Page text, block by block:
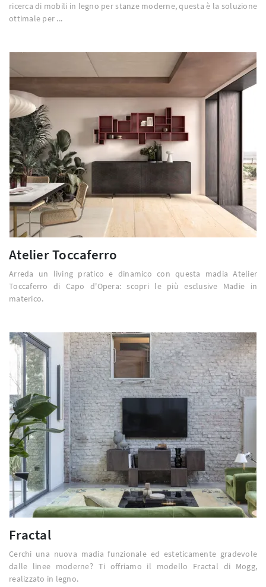
ricerca di mobili in legno per stanze moderne, questa è la soluzione
ottimale per ...
Atelier Toccaferro
Arreda un living pratico e dinamico con questa madia Atelier
Toccaferro di Capo d'Opera: scopri le più esclusive Madie in
materico.
Fractal
Cerchi una nuova madia funzionale ed esteticamente gradevole
dalle linee moderne? Ti offriamo il modello Fractal di Mogg,
realizzato in legno.